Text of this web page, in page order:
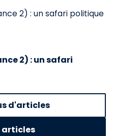
2) : un safari
d'articles
articles